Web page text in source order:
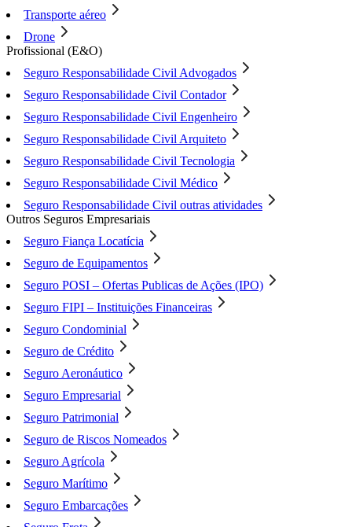
Transporte aéreo
Drone
Profissional (E&O)
Seguro Responsabilidade Civil Advogados
Seguro Responsabilidade Civil Contador
Seguro Responsabilidade Civil Engenheiro
Seguro Responsabilidade Civil Arquiteto
Seguro Responsabilidade Civil Tecnologia
Seguro Responsabilidade Civil Médico
Seguro Responsabilidade Civil outras atividades
Outros Seguros Empresariais
Seguro Fiança Locatícia
Seguro de Equipamentos
Seguro POSI – Ofertas Publicas de Ações (IPO)
Seguro FIPI – Instituições Financeiras
Seguro Condominial
Seguro de Crédito
Seguro Aeronáutico
Seguro Empresarial
Seguro Patrimonial
Seguro de Riscos Nomeados
Seguro Agrícola
Seguro Marítimo
Seguro Embarcações